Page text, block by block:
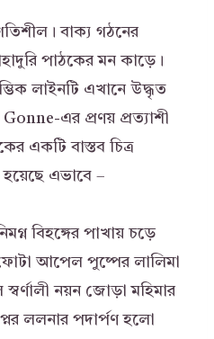
বাক্য গঠনের
পাঠকের মন কাড়ে।
লাইনটি এখানে উদ্ধৃত
এর প্রণয় প্রত্যাশী
একটি বাস্তব চিত্র
এভাবে –
বিহঙ্গের পাখায় চড়ে
ফোটা আপেল পুষ্পের লালিমা
নয়ন জোড়া মহিমার
ললনার পদার্পণ হলো